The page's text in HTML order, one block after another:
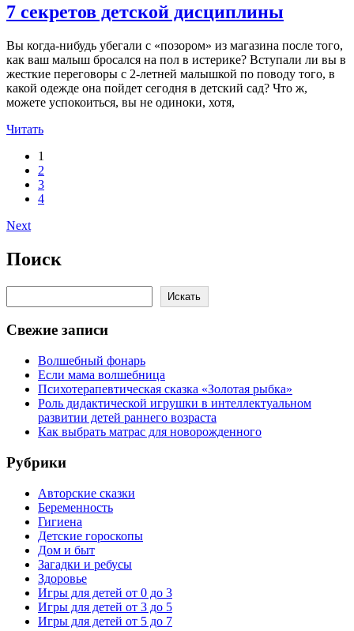
7 секретов детской дисциплины
Вы когда-нибудь убегали с «позором» из магазина после того,
как ваш малыш бросался на пол в истерике? Вступали ли вы в
жесткие переговоры с 2-летней малышкой по поводу того, в
какой одежде она пойдет сегодня в детский сад? Что ж,
можете успокоиться, вы не одиноки, хотя,
Читать
1
2
3
4
Next
Поиск
Искать
Свежие записи
Волшебный фонарь
Если мама волшебница
Психотерапевтическая сказка «Золотая рыбка»
Роль дидактической игрушки в интеллектуальном
развитии детей раннего возраста
Как выбрать матрас для новорожденного
Рубрики
Авторские сказки
Беременность
Гигиена
Детские гороскопы
Дом и быт
Загадки и ребусы
Здоровье
Игры для детей от 0 до 3
Игры для детей от 3 до 5
Игры для детей от 5 до 7